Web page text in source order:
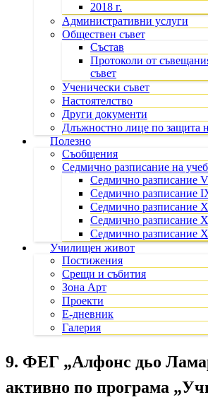
2018 г.
Административни услуги
Обществен съвет
Състав
Протоколи от
съвет
Ученически съвет
Настоятелство
Други документи
Длъжностно лице по защита
Полезно
Съобщения
Седмично разписание на
Седмично разписание
Седмично разписание
Седмично разписание
Седмично разписание
Седмично разписание
Училищен живот
Постижения
Срещи и събития
Зона Арт
Проекти
Е-дневник
Галерия
9. ФЕГ „Алфонс дьо
активно по програма